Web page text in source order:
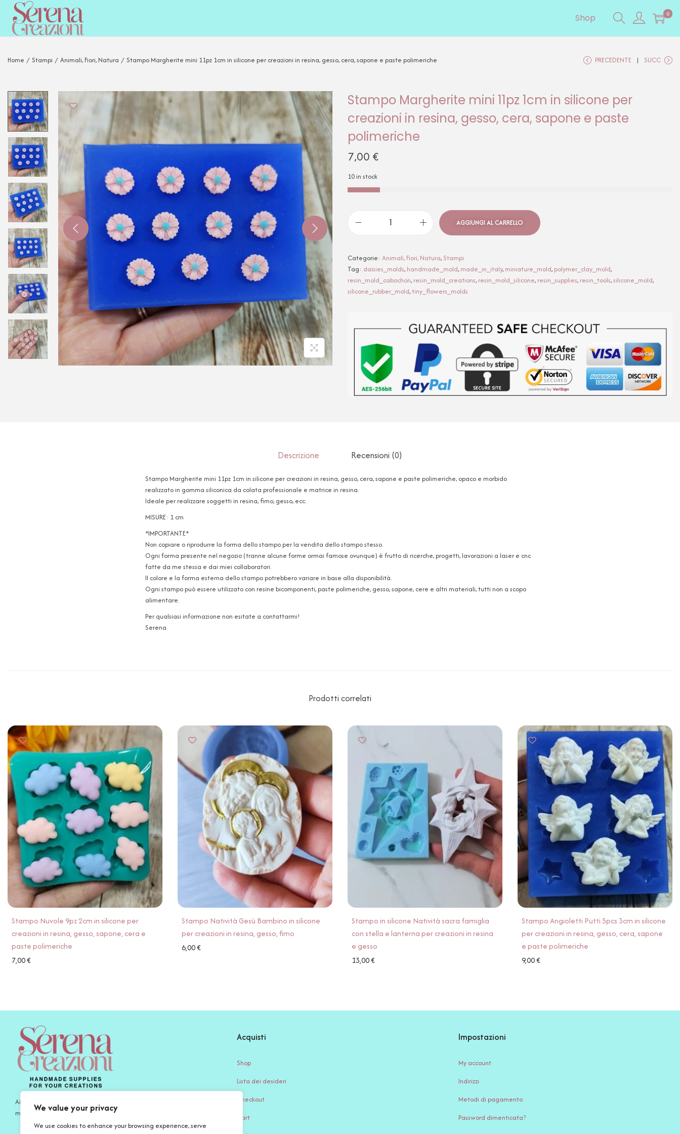
We value your privacy
We use cookies to enhance your browsing experience, serve
Shop 0
Home / Stampi / Animali, Fiori, Natura / Stampo Margherite mini 11pz 1cm in silicone per creazioni in resina, gesso, cera, sapone e paste polimeriche PRECEDENTE SUCC
Stampo Margherite mini 11pz 1cm in silicone per
creazioni in resina, gesso, cera, sapone e paste
polimeriche
7,00 €
10 in stock
AGGIUNGI AL CARRELLO
Categorie: Animali, Fiori, Natura,Stampi
Tag: daisies_molds, handmade_mold, made_in_italy, miniature_mold, polymer_clay_mold,
resin_mold_cabochon, resin_mold_creations, resin_mold_silicone, resin_supplies, resin_tools,silicone_mold,
silicone_rubber_mold,tiny_flowers_molds
Descrizione Recensioni (0)
Stampo Margherite mini 11pz 1cm in silicone per creazioni in resina, gesso, cera, sapone e paste polimeriche, opaco e morbido
realizzato in gomma siliconica da colata professionale e matrice in resina.
Ideale per realizzare soggetti in resina, fimo, gesso, ecc.
MISURE: 1 cm
*IMPORTANTE*
Non copiare o riprodurre la forma dello stampo per la vendita dello stampo stesso.
Ogni forma presente nel negozio (tranne alcune forme ormai famose ovunque) è frutto di ricerche, progetti, lavorazioni a laser e cnc
fatte da me stessa e dai miei collaboratori.
Il colore e la forma esterna dello stampo potrebbero variare in base alla disponibilità.
Ogni stampo può essere utilizzato con resine bicomponenti, paste polimeriche, gesso, sapone, cere e altri materiali, tutti non a scopo
alimentare.
Per qualsiasi informazione non esitate a contattarmi!
Serena
Prodotti correlati
Stampo Nuvole 9pz 2cm in silicone per
creazioni in resina, gesso, sapone, cera e
paste polimeriche
7,00€
Stampo Natività Gesù Bambino in silicone
per creazioni in resina, gesso, fimo
6,00€
Stampo in silicone Natività sacra famiglia
con stella e lanterna per creazioni in resina
e gesso
13,00€
Stampo Angioletti Putti 5pcs 3cm in silicone
per creazioni in resina, gesso, cera, sapone
e paste polimeriche
9,00€
Aiutamo gli artigiani di oggi a esprimersi al meglio con prodotti fatti a
mano per le proprie creazioni e la propria ispirazione.
Acquisti
Shop
Lista dei desideri
Checkout
Cart
Impostazioni
My account
Indirizzi
Metodi di pagamento
Password dimenticata?